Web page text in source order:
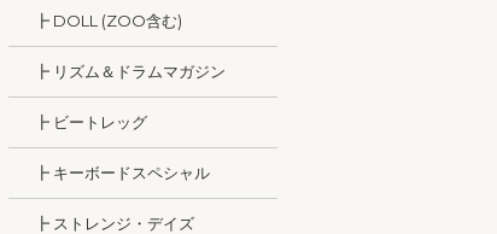
┣ DOLL (ZOO含む)
┣ リズム＆ドラムマガジン
┣ ビートレッグ
┣ キーボードスペシャル
┣ ストレンジ・デイズ